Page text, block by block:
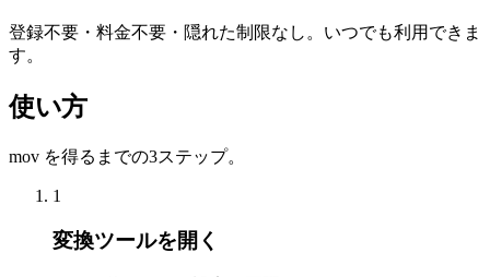
登録不要・料金不要・隠れた制限なし。いつでも利用できま
す。
使い方
mov を得るまでの3ステップ。
1
変換ツールを開く